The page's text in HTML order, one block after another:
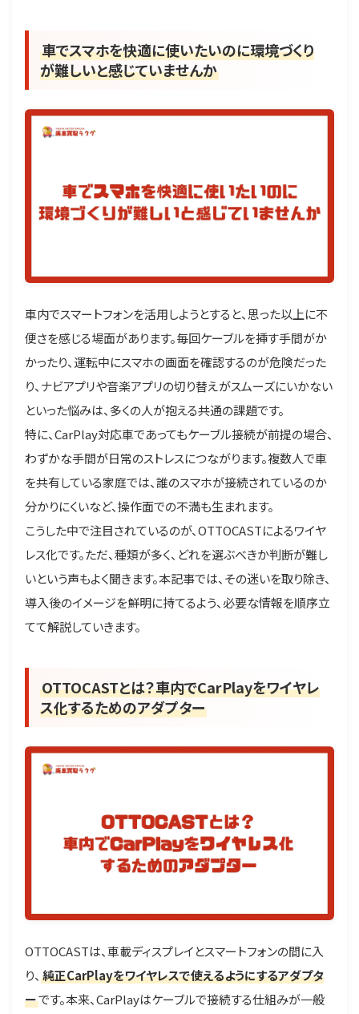
車でスマホを快適に使いたいのに環境づくり
が難しいと感じていませんか
車内でスマートフォンを活用しようとすると、思った以上に不
便さを感じる場面があります。毎回ケーブルを挿す手間がか
かったり、運転中にスマホの画面を確認するのが危険だった
り、ナビアプリや音楽アプリの切り替えがスムーズにいかない
といった悩みは、多くの人が抱える共通の課題です。
特に、CarPlay対応車であってもケーブル接続が前提の場合、
わずかな手間が日常のストレスにつながります。複数人で車
を共有している家庭では、誰のスマホが接続されているのか
分かりにくいなど、操作面での不満も生まれます。
こうした中で注目されているのが、OTTOCASTによるワイヤ
レス化です。ただ、種類が多く、どれを選ぶべきか判断が難し
いという声もよく聞きます。本記事では、その迷いを取り除き、
導入後のイメージを鮮明に持てるよう、必要な情報を順序立
てて解説していきます。
OTTOCASTとは？車内でCarPlayをワイヤレ
ス化するためのアダプター
OTTOCASTは、車載ディスプレイとスマートフォンの間に入
り、 純正CarPlayをワイヤレスで使えるようにするアダプタ
ーです。本来、CarPlayはケーブルで接続する仕組みが一般